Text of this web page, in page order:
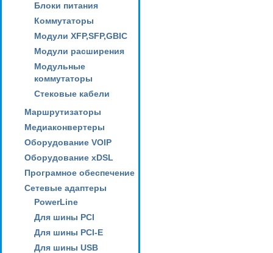
Блоки питания
Коммутаторы
Модули XFP,SFP,GBIC
Модули расширения
Модульные
коммутаторы
Стековые кабели
Маршрутизаторы
Медиаконвертеры
Оборудование VOIP
Оборудование xDSL
Програмное обеспечение
Сетевые адаптеры
PowerLine
Для шины PCI
Для шины PCI-E
Для шины USB